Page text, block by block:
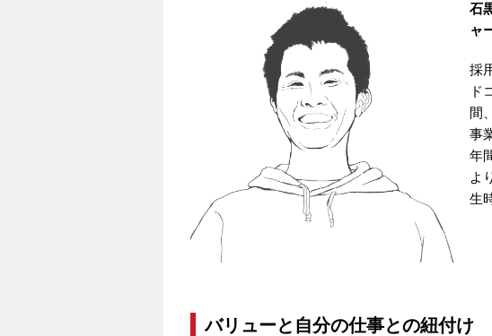
石
ャ
採
ド
間
事
年
よ
生
バリューと自分の仕事との紐付け